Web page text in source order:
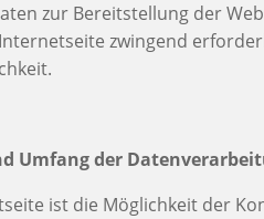
zur Bereitstellung der
zwingend
Umfang der
ist die Möglichkeit der